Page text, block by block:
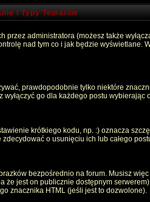
i Typy Tematów
administratora (możesz także
nad tym co i jak będzie
prawdopodobnie tylko niektóre
go dla każdego postu
krótkiego kodu, np. :) oznacza
o usunięciu ich lub całego
bezpośrednio na forum. Musisz
jest on publicznie dostępnym
znacznika HTML (jeśli jest to dozwolone).